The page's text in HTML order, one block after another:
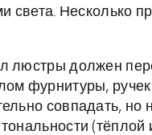
света. Несколько
люстры должен
фурнитуры,
совпадать, но
(тёплой